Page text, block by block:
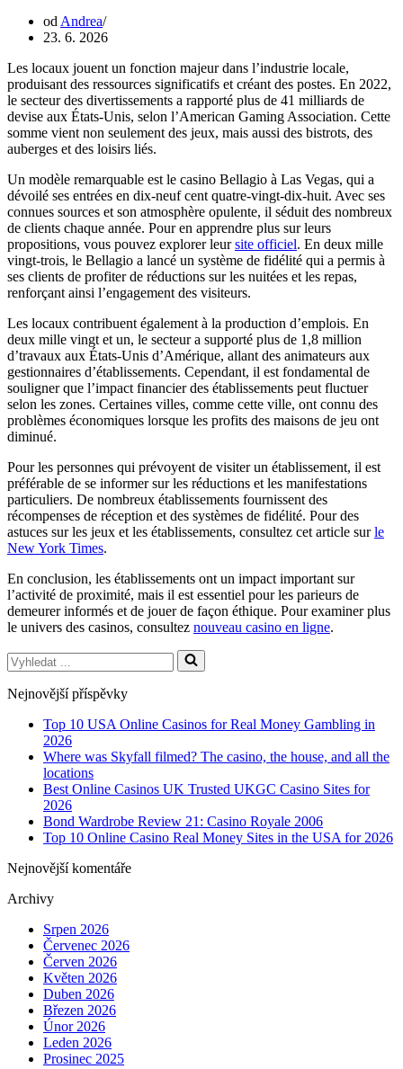
od Andrea
23. 6. 2026
Les locaux jouent un fonction majeur dans l’industrie locale,
produisant des ressources significatifs et créant des postes. En 2022,
le secteur des divertissements a rapporté plus de 41 milliards de
devise aux États-Unis, selon l’American Gaming Association. Cette
somme vient non seulement des jeux, mais aussi des bistrots, des
auberges et des loisirs liés.
Un modèle remarquable est le casino Bellagio à Las Vegas, qui a
dévoilé ses entrées en dix-neuf cent quatre-vingt-dix-huit. Avec ses
connues sources et son atmosphère opulente, il séduit des nombreux
de clients chaque année. Pour en apprendre plus sur leurs
propositions, vous pouvez explorer leursite officiel. En deux mille
vingt-trois, le Bellagio a lancé un système de fidélité qui a permis à
ses clients de profiter de réductions sur les nuitées et les repas,
renforçant ainsi l’engagement des visiteurs.
Les locaux contribuent également à la production d’emplois. En
deux mille vingt et un, le secteur a supporté plus de 1,8 million
d’travaux aux États-Unis d’Amérique, allant des animateurs aux
gestionnaires d’établissements. Cependant, il est fondamental de
souligner que l’impact financier des établissements peut fluctuer
selon les zones. Certaines villes, comme cette ville, ont connu des
problèmes économiques lorsque les profits des maisons de jeu ont
diminué.
Pour les personnes qui prévoyent de visiter un établissement, il est
préférable de se informer sur les réductions et les manifestations
particuliers. De nombreux établissements fournissent des
récompenses de réception et des systèmes de fidélité. Pour des
astuces sur les jeux et les établissements, consultez cet article surle
New York Times.
En conclusion, les établissements ont un impact important sur
l’activité de proximité, mais il est essentiel pour les parieurs de
demeurer informés et de jouer de façon éthique. Pour examiner plus
le univers des casinos, consultez nouveau casino en ligne.
Vyhledat
...
Nejnovější příspěvky
Top 10 USA Online Casinos for Real Money Gambling in
2026
Where was Skyfall filmed? The casino, the house, and all the
locations
Best Online Casinos UK Trusted UKGC Casino Sites for
2026
Bond Wardrobe Review 21: Casino Royale 2006
Top 10 Online Casino Real Money Sites in the USA for 2026
Nejnovější komentáře
Archivy
Srpen 2026
Červenec 2026
Červen 2026
Květen 2026
Duben 2026
Březen 2026
Únor 2026
Leden 2026
Prosinec 2025